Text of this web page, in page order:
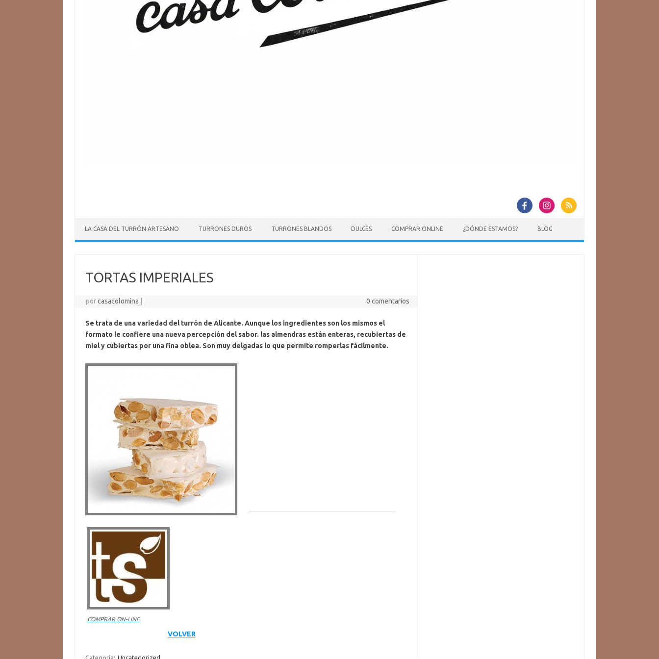
LA CASA DEL TURRÓN ARTESANO TURRONES DUROS TURRONES BLANDOS DULCES COMPRAR ONLINE ¿DÓNDE ESTAMOS? BLOG
TORTAS IMPERIALES
porcasacolomina 0 comentarios
Se trata de una variedad del turrón de Alicante. Aunque los ingredientes son los mismos el
formato le confiere una nueva percepción del sabor. las almendras están enteras, recubiertas de
miel y cubiertas por una fina oblea. Son muy delgadas lo que permite romperlas fácilmente.
COMPRAR ON-LINE
VOLVER
Categoría: Uncategorized